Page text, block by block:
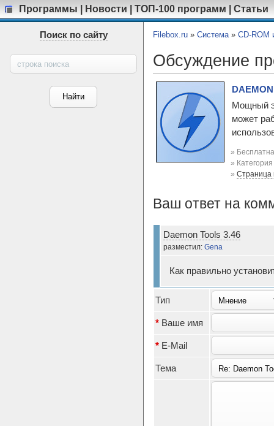
Программы Новости ТОП-100 программ Статьи
Поиск по сайту Filebox.ru » Система» CD-ROM
Обсуждение
Мощный
может
»
» Категория
» Страница
Ваш ответ на
Daemon Tools 3.46
разместил: Gena
Как правильно
Тип
* Ваше имя
* E-Mail
Тема